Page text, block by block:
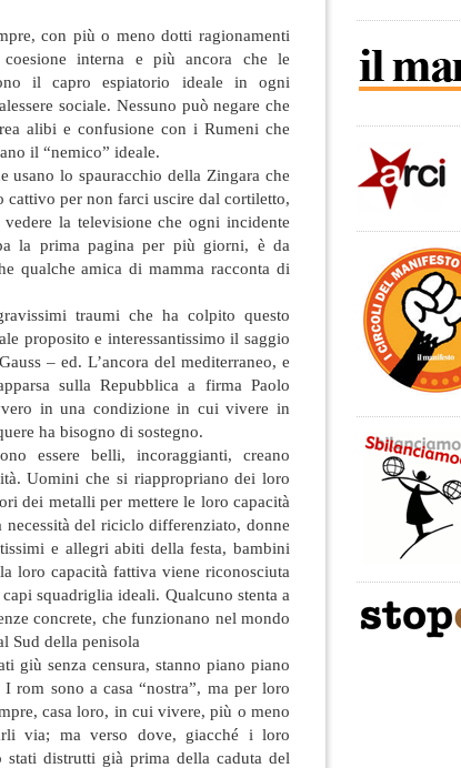
con più o meno dotti ragionamenti
interna e più ancora che le
il capro espiatorio ideale in ogni
sociale. Nessuno può negare che
alibi e confusione con i Rumeni che
il “nemico” ideale.
usano lo spauracchio della Zingara che
per non farci uscire dal cortiletto,
la televisione che ogni incidente
la prima pagina per più giorni, è da
qualche amica di mamma racconta di
traumi che ha colpito questo
proposito e interessantissimo il saggio
– ed. L’ancora del mediterraneo, e
sulla Repubblica a firma Paolo
in una condizione in cui vivere in
ha bisogno di sostegno.
essere belli, incoraggianti, creano
Uomini che si riappropriano dei loro
dei metalli per mettere le loro capacità
del riciclo differenziato, donne
e allegri abiti della festa, bambini
loro capacità fattiva viene riconosciuta
squadriglia ideali. Qualcuno stenta a
concrete, che funzionano nel mondo
Sud della penisola
giù senza censura, stanno piano piano
rom sono a casa “nostra”, ma per loro
casa loro, in cui vivere, più o meno
via; ma verso dove, giacché i loro
stati distrutti già prima della caduta del